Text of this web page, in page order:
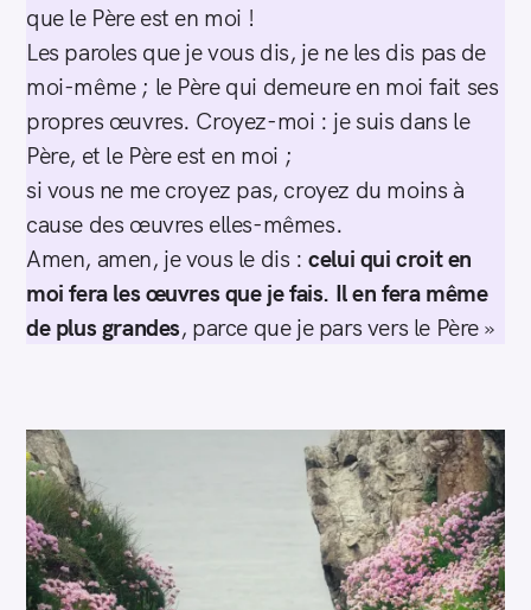
que le Père est en moi !
Les paroles que je vous dis, je ne les dis pas de
moi-même ; le Père qui demeure en moi fait ses
propres œuvres. Croyez-moi : je suis dans le
Père, et le Père est en moi ;
si vous ne me croyez pas, croyez du moins à
cause des œuvres elles-mêmes.
Amen, amen, je vous le dis :celui qui croit en
moi fera les œuvres que je fais. Il en fera même
de plus grandes, parce que je pars vers le Père »